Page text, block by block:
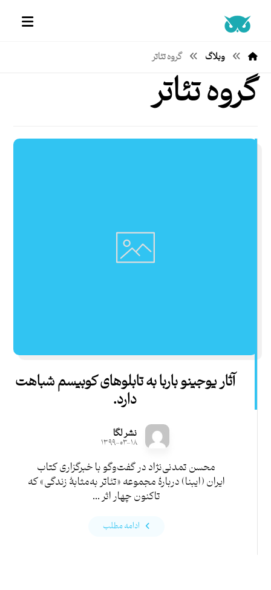
وبلاگ گروه تئاتر
گروه تئاتر
آثار یوجینو باربا به تابلوهای کوبیسم شباهت
دارد.
نشر لگا
۱۳۹۹-۰۳-۱۸
محسن تمدنی‌نژاد در گفت‌وگو با خبرگزاری کتاب
ایران (ایبنا) دربارۀ مجموعه «تئاتر به‌مثابۀ زندگی» که
تاکنون چهار اثر ...
ادامه مطلب